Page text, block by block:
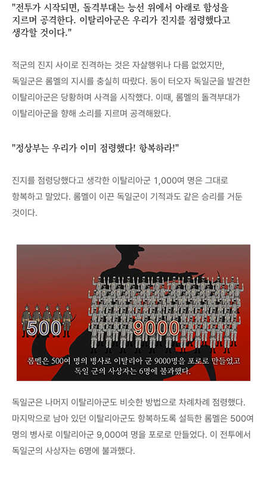
"전투가 시작되면, 돌격부대는 능선 위에서 아래로 함성을
지르며 공격한다. 이탈리아군은 우리가 진지를 점령했다고
생각할 것이다."
적군의 진지 사이로 진격하는 것은 자살행위나 다름 없었지만,
독일군은 롬멜의 지시를 충실히 따랐다. 동이 터오자 독일군을 발견한
이탈리아군은 당황하며 사격을 시작했다. 이때, 롬멜의 돌격부대가
이탈리아군을 향해 소리를 지르며 공격해왔다.
"정상부는 우리가 이미 점령했다! 항복하라!"
진지를 점령당했다고 생각한 이탈리아군 1,000여 명은 그대로
항복하고 말았다. 롬멜이 이끈 독일군이 기적과도 같은 승리를 거둔
것이다.
독일군은 나머지 이탈리아군도 비슷한 방법으로 차례차례 점령했다.
마지막으로 남아 있던 이탈리아군도 항복하도록 설득한 롬멜은 500여
명의 병사로 이탈리아군 9,000여 명을 포로로 만들었다. 이 전투에서
독일군의 사상자는 6명에 불과했다.